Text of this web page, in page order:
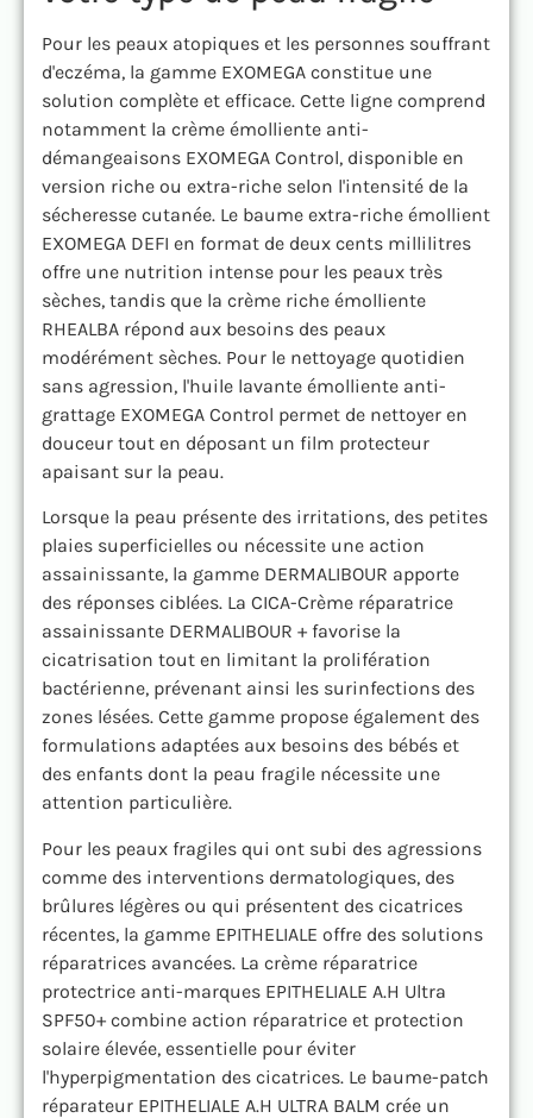
Pour les peaux atopiques et les personnes souffrant
d'eczéma, la gamme EXOMEGA constitue une
solution complète et efficace. Cette ligne comprend
notamment la crème émolliente anti-
démangeaisons EXOMEGA Control, disponible en
version riche ou extra-riche selon l'intensité de la
sécheresse cutanée. Le baume extra-riche émollient
EXOMEGA DEFI en format de deux cents millilitres
offre une nutrition intense pour les peaux très
sèches, tandis que la crème riche émolliente
RHEALBA répond aux besoins des peaux
modérément sèches. Pour le nettoyage quotidien
sans agression, l'huile lavante émolliente anti-
grattage EXOMEGA Control permet de nettoyer en
douceur tout en déposant un film protecteur
apaisant sur la peau.
Lorsque la peau présente des irritations, des petites
plaies superficielles ou nécessite une action
assainissante, la gamme DERMALIBOUR apporte
des réponses ciblées. La CICA-Crème réparatrice
assainissante DERMALIBOUR + favorise la
cicatrisation tout en limitant la prolifération
bactérienne, prévenant ainsi les surinfections des
zones lésées. Cette gamme propose également des
formulations adaptées aux besoins des bébés et
des enfants dont la peau fragile nécessite une
attention particulière.
Pour les peaux fragiles qui ont subi des agressions
comme des interventions dermatologiques, des
brûlures légères ou qui présentent des cicatrices
récentes, la gamme EPITHELIALE offre des solutions
réparatrices avancées. La crème réparatrice
protectrice anti-marques EPITHELIALE A.H Ultra
SPF50+ combine action réparatrice et protection
solaire élevée, essentielle pour éviter
l'hyperpigmentation des cicatrices. Le baume-patch
réparateur EPITHELIALE A.H ULTRA BALM crée un